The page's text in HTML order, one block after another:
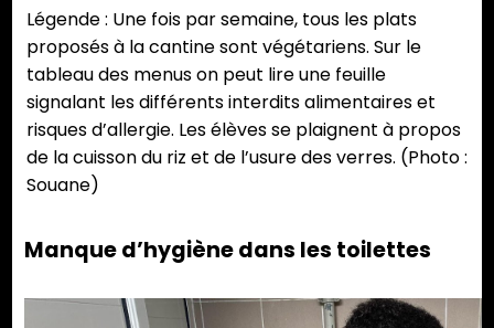
Légende : Une fois par semaine, tous les plats
proposés à la cantine sont végétariens. Sur le
tableau des menus on peut lire une feuille
signalant les différents interdits alimentaires et
risques d’allergie. Les élèves se plaignent à propos
de la cuisson du riz et de l’usure des verres. (Photo :
Souane)
Manque d’hygiène dans les toilettes